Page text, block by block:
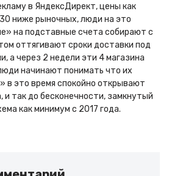
в ЯндексДирект, цены как
ниже рыночных, люди на это
на подставные счета собирают с
оттягивают сроки доставки под
а через 2 недели эти 4 магазина
начинают понимать что их
в это время спокойно открывают
так до бесконечности, замкнутый
как минимум с 2017 года.